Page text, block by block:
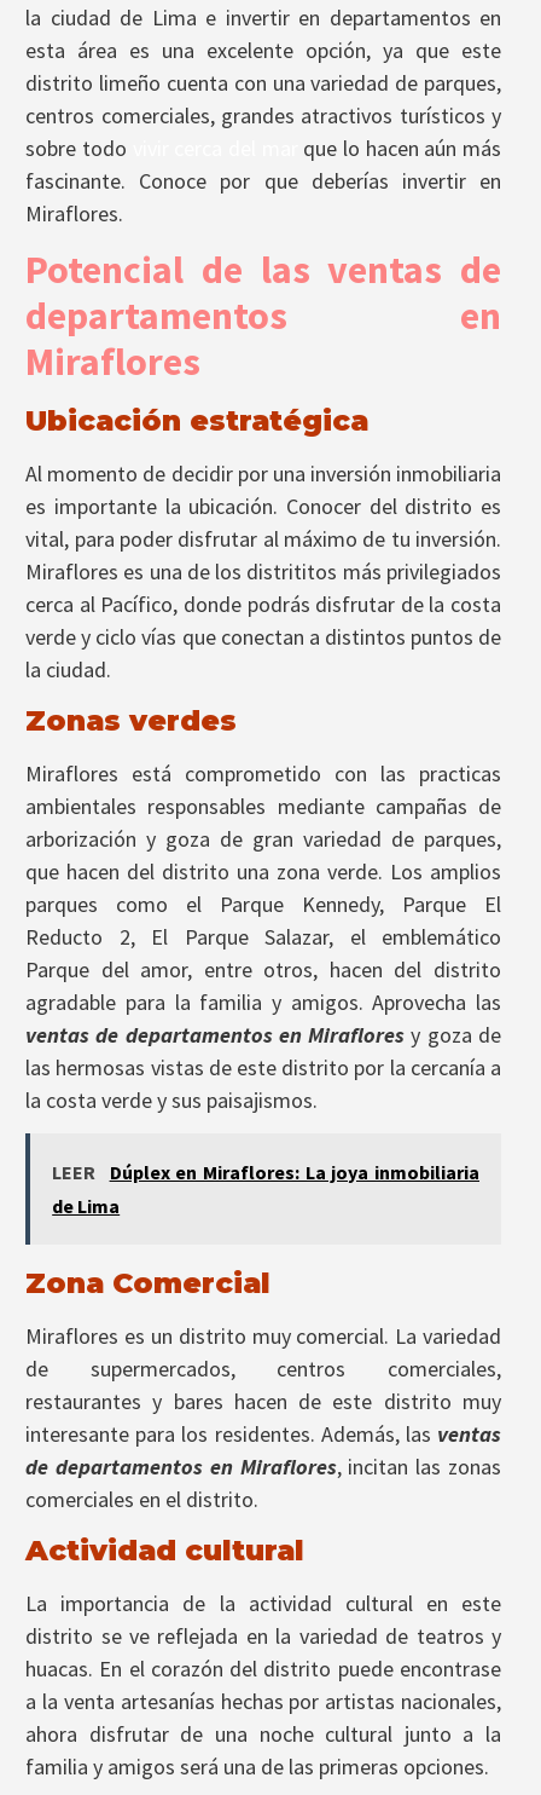
la ciudad de Lima e invertir en departamentos en
esta área es una excelente opción, ya que este
distrito limeño cuenta con una variedad de parques,
centros comerciales, grandes atractivos turísticos y
sobre todo
que lo hacen aún más
fascinante. Conoce por que deberías invertir en
Miraflores.
Potencial de las ventas de
departamentos en
Miraflores
Ubicación estratégica
Al momento de decidir por una inversión inmobiliaria
es importante la ubicación. Conocer del distrito es
vital, para poder disfrutar al máximo de tu inversión.
Miraflores es una de los distrititos más privilegiados
cerca al Pacífico, donde podrás disfrutar de la costa
verde y ciclo vías que conectan a distintos puntos de
la ciudad.
Zonas verdes
Miraflores está comprometido con las practicas
ambientales responsables mediante campañas de
arborización y goza de gran variedad de parques,
que hacen del distrito una zona verde. Los amplios
parques como el Parque Kennedy, Parque El
Reducto 2, El Parque Salazar, el emblemático
Parque del amor, entre otros, hacen del distrito
agradable para la familia y amigos. Aprovecha las
ventas de departamentos en Miraflores y goza de
las hermosas vistas de este distrito por la cercanía a
la costa verde y sus paisajismos.
LEER
Dúplex en Miraflores: La joya inmobiliaria
de Lima
Zona Comercial
Miraflores es un distrito muy comercial. La variedad
de supermercados, centros comerciales,
restaurantes y bares hacen de este distrito muy
interesante para los residentes. Además, las ventas
de departamentos en Miraflores, incitan las zonas
comerciales en el distrito.
Actividad cultural
La importancia de la actividad cultural en este
distrito se ve reflejada en la variedad de teatros y
huacas. En el corazón del distrito puede encontrase
a la venta artesanías hechas por artistas nacionales,
ahora disfrutar de una noche cultural junto a la
familia y amigos será una de las primeras opciones.